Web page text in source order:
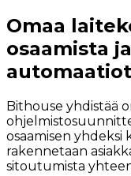
Omaa
osaamista
Bithouse yhdistää
osaamisen yhdeksi
rakennetaan
sitoutumista